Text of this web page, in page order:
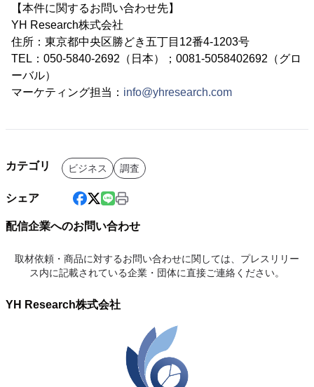
【本件に関するお問い合わせ先】
YH Research株式会社
住所：東京都中央区勝どき五丁目12番4-1203号
TEL：050-5840-2692（日本）；0081-5058402692（グロ
ーバル）
マーケティング担当： info@yhresearch.com
カテゴリ ビジネス 調査
シェア
配信企業へのお問い合わせ
取材依頼・商品に対するお問い合わせに関しては、プレスリリー
ス内に記載されている企業・団体に直接ご連絡ください。
YH Research株式会社